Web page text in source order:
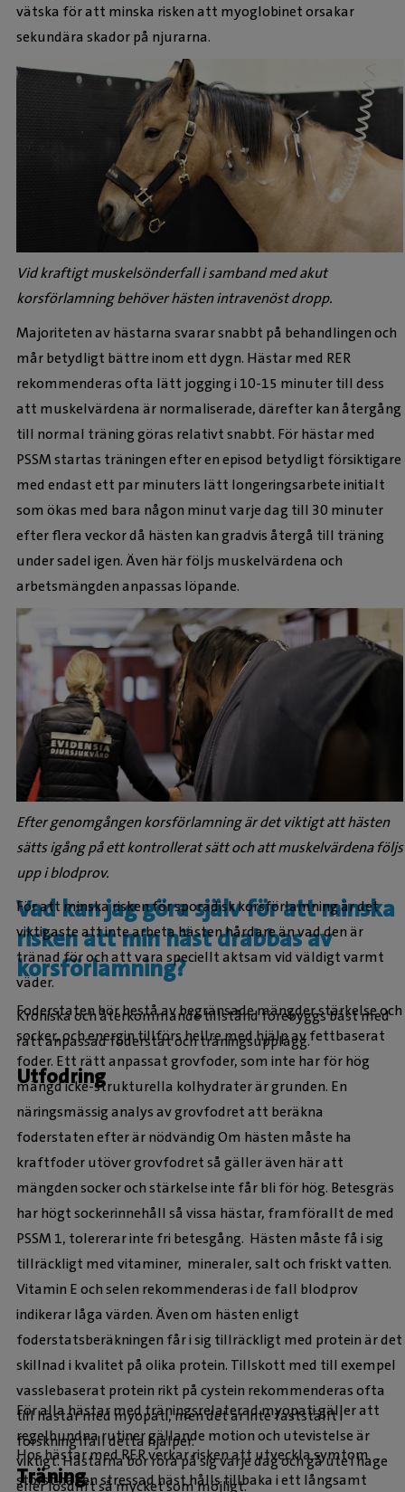
vätska för att minska risken att myoglobinet orsakar
sekundära skador på njurarna.
Vid kraftigt muskelsönderfall i samband med akut
korsförlamning behöver hästen intravenöst dropp.
Majoriteten av hästarna svarar snabbt på behandlingen och
mår betydligt bättre inom ett dygn. Hästar med RER
rekommenderas ofta lätt jogging i 10-15 minuter till dess
att muskelvärdena är normaliserade, därefter kan återgång
till normal träning göras relativt snabbt. För hästar med
PSSM startas träningen efter en episod betydligt försiktigare
med endast ett par minuters lätt longeringsarbete initialt
som ökas med bara någon minut varje dag till 30 minuter
efter flera veckor då hästen kan gradvis återgå till träning
under sadel igen. Även här följs muskelvärdena och
arbetsmängden anpassas löpande.
Efter genomgången korsförlamning är det viktigt att hästen
sätts igång på ett kontrollerat sätt och att muskelvärdena följs
upp i blodprov.
Vad kan jag göra själv för att minska
risken att min häst drabbas av
korsförlamning?
För att minska risken för sporadisk korsförlamning är det
viktigaste att inte arbeta hästen hårdare än vad den är
tränad för och att vara speciellt aktsam vid väldigt varmt
väder.
Kroniska och återkommande tillstånd förebyggs bäst med
rätt anpassad foderstat och träningsupplägg.
Utfodring
Foderstaten bör bestå av begränsade mängder stärkelse och
socker, och energin tillförs hellre med hjälp av fettbaserat
foder. Ett rätt anpassat grovfoder, som inte har för hög
mängd icke-strukturella kolhydrater är grunden. En
näringsmässig analys av grovfodret att beräkna
foderstaten efter är nödvändig Om hästen måste ha
kraftfoder utöver grovfodret så gäller även här att
mängden socker och stärkelse inte får bli för hög. Betesgräs
har högt sockerinnehåll så vissa hästar, framförallt de med
PSSM 1, tolererar inte fri betesgång. Hästen måste få i sig
tillräckligt med vitaminer, mineraler, salt och friskt vatten.
Vitamin E och selen rekommenderas i de fall blodprov
indikerar låga värden. Även om hästen enligt
foderstatsberäkningen får i sig tillräckligt med protein är det
skillnad i kvalitet på olika protein. Tillskott med till exempel
vasslebaserat protein rikt på cystein rekommenderas ofta
till hästar med myopati, men det är inte fastställt i
forskning ifall detta hjälper.
Träning
För alla hästar med träningsrelaterad myopati gäller att
regelbundna rutiner gällande motion och utevistelse är
viktigt. Hästarna bör röra på sig varje dag och gå ute i hage
eller lösdrift så mycket som möjligt.
Hos hästar med RER verkar risken att utveckla symtom
störst när en stressad häst hålls tillbaka i ett långsamt